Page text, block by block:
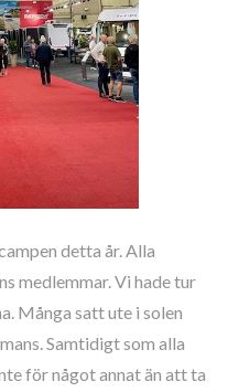
detta år. Alla
medlemmar. Vi hade tur
Många satt ute i solen
Samtidigt som alla
för något annat än att ta